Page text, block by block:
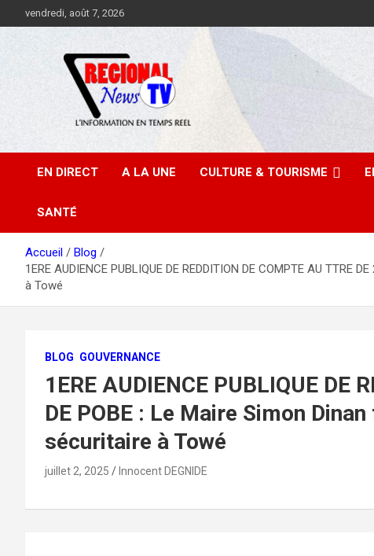
au
vendredi, août 7, 2026
EN DIRECT A LA UNE CULTURE & TOURISME
SANTÉ
Accueil
Blog
1ERE AUDIENCE PUBLIQUE DE REDDITION DE COMPTE AU
à Towé
BLOG GOUVERNANCE
1ERE AUDIENCE PUBLIQUE DE
DE POBE : Le Maire Simon
sécuritaire à Towé
juillet 2, 2025 Innocent DEGNIDE